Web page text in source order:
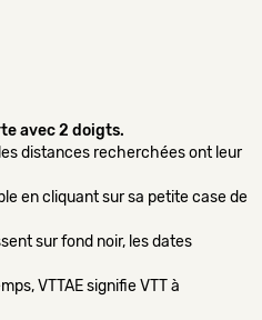
avec 2 doigts.
distances recherchées ont leur
en cliquant sur sa petite case de
sur fond noir, les dates
VTTAE signifie VTT à